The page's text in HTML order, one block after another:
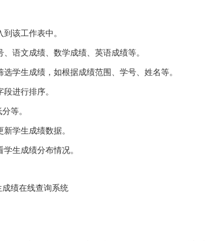
该工作表中。
语文成绩、数学成绩、英语成绩等。
学生成绩，如根据成绩范围、学号、姓名等。
进行排序。
等。
学生成绩数据。
生成绩分布情况。
绩在线查询系统